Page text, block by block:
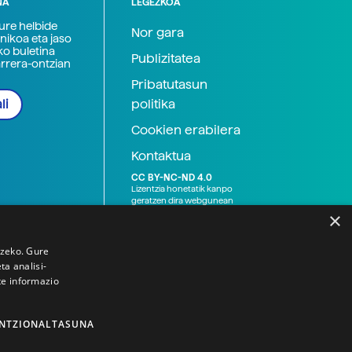
helbide
eta jaso
buletina
ontzian
Nor gara
Publizitatea
Pribatutasun
politika
Cookien erabilera
Kontaktua
CC BY-NC-ND 4.0
Lizentzia honetatik kanpo
geratzen dira webgunean
×
Gure
analisi-
informazio